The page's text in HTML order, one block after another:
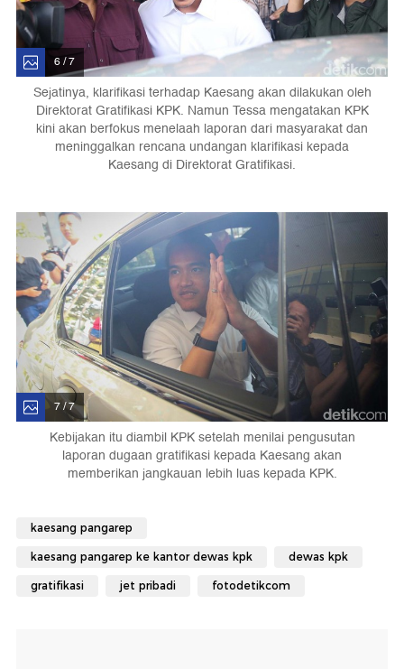
6 / 7
Sejatinya, klarifikasi terhadap Kaesang akan dilakukan oleh
Direktorat Gratifikasi KPK. Namun Tessa mengatakan KPK
kini akan berfokus menelaah laporan dari masyarakat dan
meninggalkan rencana undangan klarifikasi kepada
Kaesang di Direktorat Gratifikasi.
7 / 7
Kebijakan itu diambil KPK setelah menilai pengusutan
laporan dugaan gratifikasi kepada Kaesang akan
memberikan jangkauan lebih luas kepada KPK.
kaesang pangarep
kaesang pangarep ke kantor dewas kpk dewas kpk
gratifikasi jet pribadi fotodetikcom